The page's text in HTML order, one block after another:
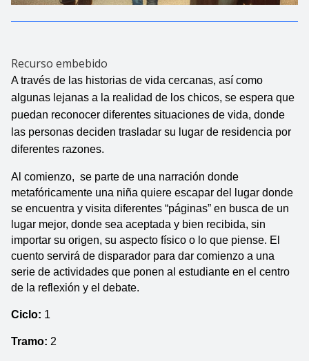
Recurso embebido
A través de las historias de vida cercanas, así como
algunas lejanas a la realidad de los chicos, se espera que
puedan reconocer diferentes situaciones de vida, donde
las personas deciden trasladar su lugar de residencia por
diferentes razones.
Al comienzo,  se parte de una narración donde
metafóricamente una niña quiere escapar del lugar donde
se encuentra y visita diferentes “páginas” en busca de un
lugar mejor, donde sea aceptada y bien recibida, sin
importar su origen, su aspecto físico o lo que piense. El
cuento servirá de disparador para dar comienzo a una
serie de actividades que ponen al estudiante en el centro
de la reflexión y el debate.
Ciclo: 1
Tramo: 2